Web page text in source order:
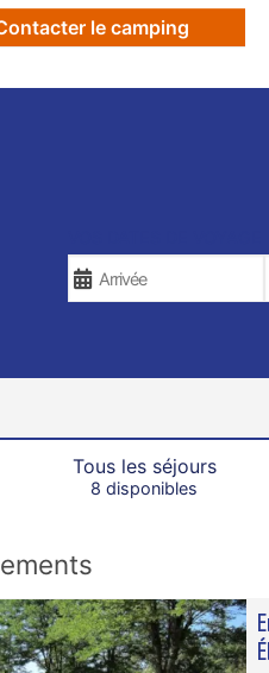
le camping
Tous les séjours
8 disponibles